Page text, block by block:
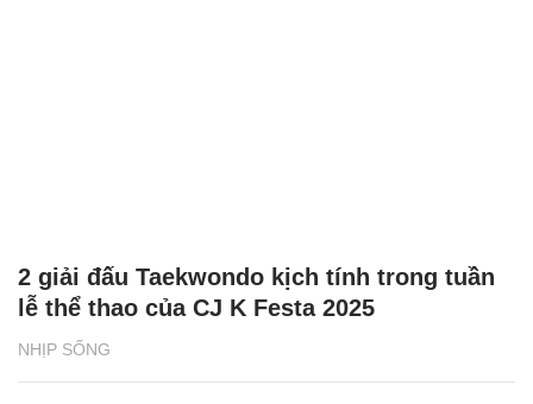
NHỊP SỐNG
2 giải đấu Taekwondo kịch tính trong tuần
lễ thể thao của CJ K Festa 2025